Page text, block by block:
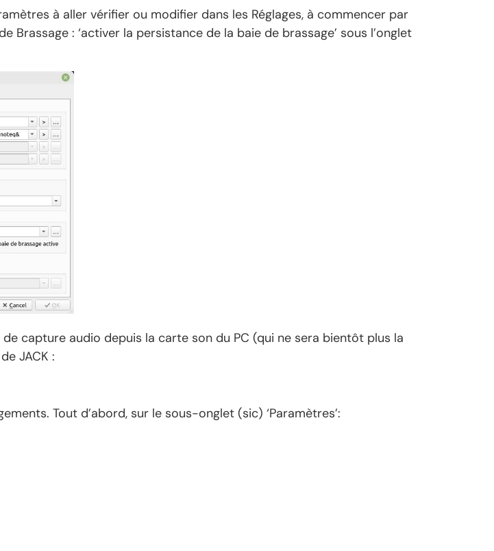
à aller vérifier ou modifier dans les Réglages, à commencer par
: ‘activer la persistance de la baie de brassage’ sous l’onglet
capture audio depuis la carte son du PC (qui ne sera bientôt plus la
JACK :
Tout d’abord, sur le sous-onglet (sic) ‘Paramètres’: